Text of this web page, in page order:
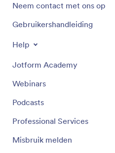
Neem contact met ons op
Gebruikershandleiding
Help
Jotform Academy
Webinars
Podcasts
Professional Services
Misbruik melden